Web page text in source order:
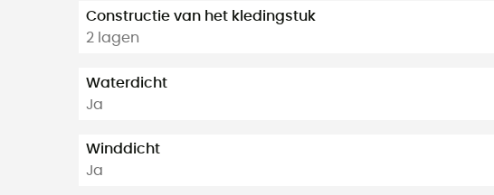
Constructie van het kledingstuk
2 lagen
Waterdicht
Ja
Winddicht
Ja